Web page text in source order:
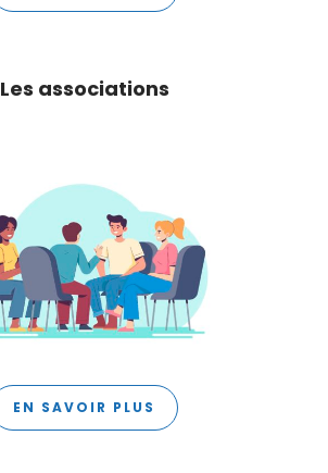
Les associations
EN SAVOIR PLUS